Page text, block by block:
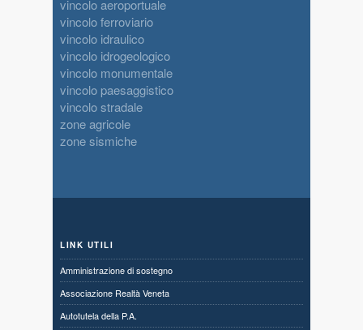
vincolo aeroportuale
vincolo ferroviario
vincolo idraulico
vincolo idrogeologico
vincolo monumentale
vincolo paesaggistico
vincolo stradale
zone agricole
zone sismiche
LINK UTILI
Amministrazione di sostegno
Associazione Realtà Veneta
Autotutela della P.A.